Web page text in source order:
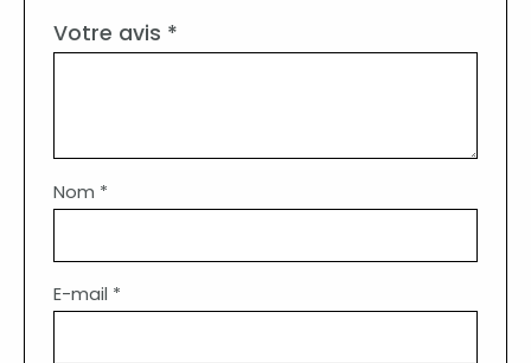
Votre avis *
Nom *
E-mail *